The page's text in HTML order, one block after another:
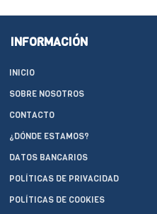
INFORMACIÓN
INICIO
SOBRE NOSOTROS
CONTACTO
¿DÓNDE ESTAMOS?
DATOS BANCARIOS
POLÍTICAS DE PRIVACIDAD
POLÍTICAS DE COOKIES